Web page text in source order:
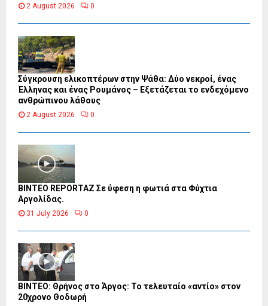
2 August 2026 0
Σύγκρουση ελικοπτέρων στην Ψάθα: Δύο νεκροί, ένας
Έλληνας και ένας Ρουμάνος – Εξετάζεται το ενδεχόμενο
ανθρώπινου λάθους
2 August 2026 0
BINTEO REPORTAZ Σε ύφεση η φωτιά στα Φύχτια
Αργολίδας.
31 July 2026 0
ΒΙΝΤΕΟ: Θρήνος στο Άργος: Το τελευταίο «αντίο» στον
20χρονο Θοδωρή